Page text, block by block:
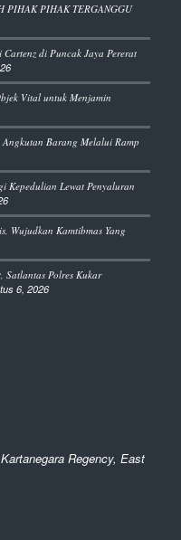
PIHAK PIHAK TERGANGGU
di Puncak Jaya Pererat
Vital untuk Menjamin
Barang Melalui Ramp
Kepedulian Lewat Penyaluran
Wujudkan Kamtibmas Yang
Satlantas Polres Kukar
6, 2026
Regency, East